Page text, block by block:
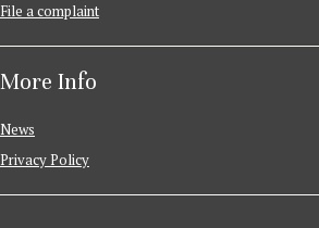
File a complaint
More Info
News
Privacy Policy